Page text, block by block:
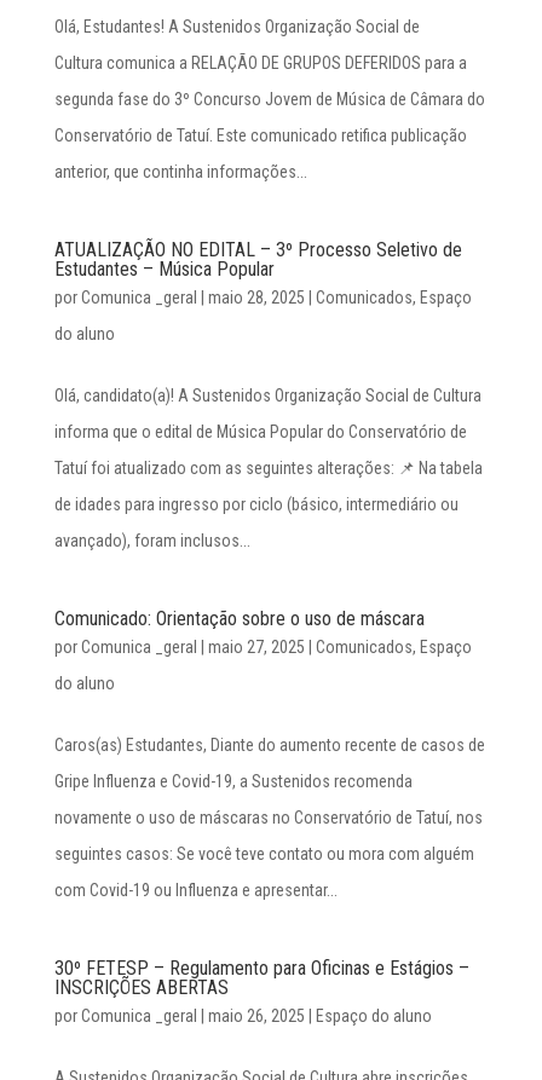
Olá, Estudantes! A Sustenidos Organização Social de
Cultura comunica a RELAÇÃO DE GRUPOS DEFERIDOS para a
segunda fase do 3º Concurso Jovem de Música de Câmara do
Conservatório de Tatuí. Este comunicado retifica publicação
anterior, que continha informações...
ATUALIZAÇÃO NO EDITAL – 3º Processo Seletivo de
Estudantes – Música Popular
porComunica _geral maio 28, 2025 Comunicados, Espaço
do aluno
Olá, candidato(a)! A Sustenidos Organização Social de Cultura
informa que o edital de Música Popular do Conservatório de
Tatuí foi atualizado com as seguintes alterações: 📌 Na tabela
de idades para ingresso por ciclo (básico, intermediário ou
avançado), foram inclusos...
Comunicado: Orientação sobre o uso de máscara
porComunica _geral maio 27, 2025 Comunicados, Espaço
do aluno
Caros(as) Estudantes, Diante do aumento recente de casos de
Gripe Influenza e Covid-19, a Sustenidos recomenda
novamente o uso de máscaras no Conservatório de Tatuí, nos
seguintes casos: Se você teve contato ou mora com alguém
com Covid-19 ou Influenza e apresentar...
30º FETESP – Regulamento para Oficinas e Estágios –
INSCRIÇÕES ABERTAS
porComunica _geral maio 26, 2025 Espaço do aluno